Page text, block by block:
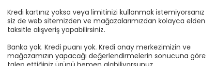
Kredi kartınız yoksa veya limitinizi kullanmak istemiyorsanız
siz de web sitemizden ve mağazalarımızdan kolayca elden
taksitle alışveriş yapabilirsiniz.
Banka yok. Kredi puanı yok. Kredi onay merkezimizin ve
mağazamızın yapacağı değerlendirmelerin sonucuna göre